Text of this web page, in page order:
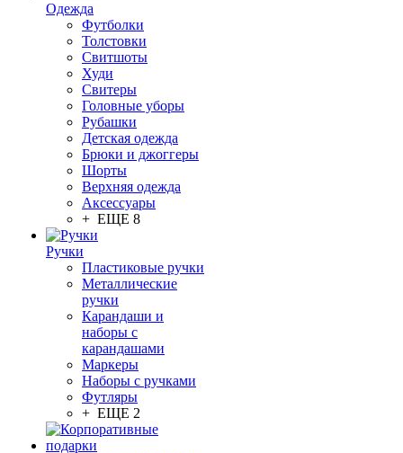
Одежда
Футболки
Толстовки
Свитшоты
Худи
Свитеры
Головные уборы
Рубашки
Детская одежда
Брюки и джоггеры
Шорты
Верхняя одежда
Аксессуары
+ ЕЩЕ 8
Ручки
Пластиковые ручки
Металлические
ручки
Карандаши и
наборы с
карандашами
Маркеры
Наборы с ручками
Футляры
+ ЕЩЕ 2